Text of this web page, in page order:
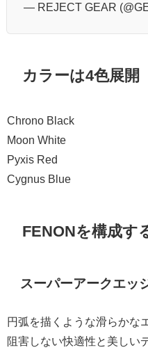
— REJECT GEAR
カラーは4色展開
Chrono Black
Moon White
Pyxis Red
Cygnus Blue
FENONを構成す
スーパーアークエッ
円弧を描くような滑らかな
阻害しない快適性と美しい